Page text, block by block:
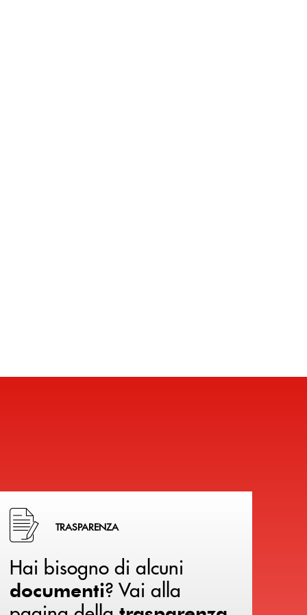
Hai bisogno di alcuni documenti ? Vai alla pagina della
TRASPARENZA
Hai bisogno di alcuni
documenti? Vai alla